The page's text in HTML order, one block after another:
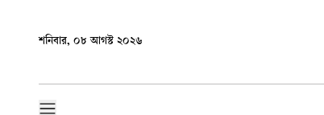
শনিবার, ০৮ আগস্ট ২০২৬